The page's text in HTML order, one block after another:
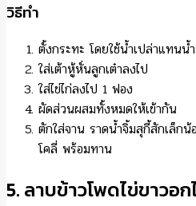
วิธีทำ
ตั้งกระทะ โดยใช้น้ำเปล่าแทนน้
ใส่เต้าหู้หั่นลูกเต๋าลงไป
ใส่ไข่ไก่ลงไป 1 ฟอง
ผัดส่วนผสมทั้งหมดให้เข้ากัน
ตักใส่จาน ราดน้ำจิ้มสุกี้สักเล็ก
โคลี่ พร้อมทาน
5. ลาบข้าวโพดไข่ขาวอก